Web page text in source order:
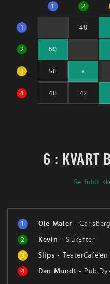
1 2
1 48
2 60
3 58 x
4 48 42
6 : KVART
Se fuldt
1 Ole Maler -Carlsberg
2
Kevin - SlukEfter
3
Slips - TeaterCafé'en
4
Dan Mundt - Pub